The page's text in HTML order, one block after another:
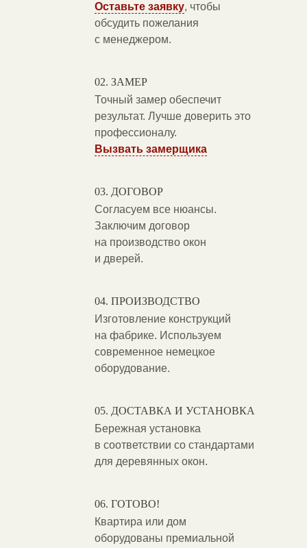
Оставьте заявку, чтобы
обсудить пожелания
с менеджером.
ЗАМЕР
Точный замер обеспечит
результат. Лучше доверить это
профессионалу.
Вызвать замерщика
ДОГОВОР
Согласуем все нюансы.
Заключим договор
на производство окон
и дверей.
ПРОИЗВОДСТВО
Изготовление конструкций
на фабрике. Используем
современное немецкое
оборудование.
ДОСТАВКА И УСТАНОВКА
Бережная установка
в соответствии со стандартами
для деревянных окон.
ГОТОВО!
Квартира или дом
оборудованы премиальной